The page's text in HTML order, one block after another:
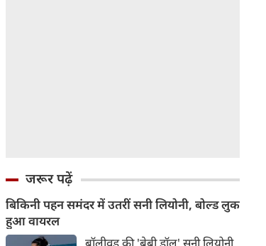
जरूर पढ़ें
बिकिनी पहन समंदर में उतरीं सनी लियोनी, बोल्ड लुक
हुआ वायरल